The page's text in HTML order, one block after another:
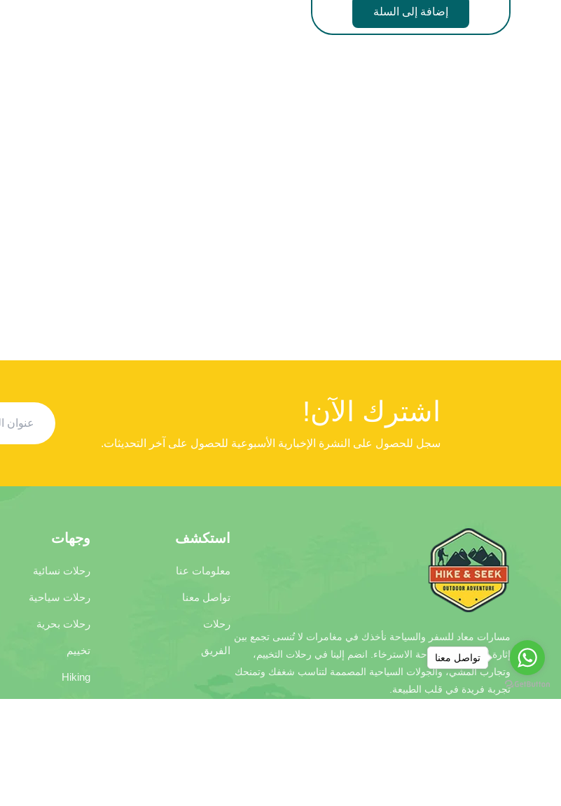
إضافة إلى السلة
اشترك الآن!
سجل للحصول على النشرة الإخبارية الأسبوعية للحصول على آخر التحديثات.
مسارات معاد للسفر والسياحة نأخذك في مغامرات لا تُنسى تجمع بين
إثارة الاستكشاف وراحة الاسترخاء. انضم إلينا في رحلات التخييم،
وتجارب المشي، والجولات السياحية المصممة لتناسب شغفك وتمنحك
تجربة فريدة في قلب الطبيعة.
استكشف
معلومات عنا
تواصل معنا
رحلات
الفريق
وجهات
رحلات نسائية
رحلات سياحية
رحلات بحرية
تخييم
Hiking
تواصل معنا